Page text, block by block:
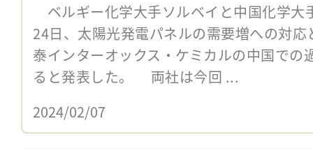
ベルギー化学大手ソルベイと中国化学大
24日、太陽光発電パネルの需要増への対
泰インターオックス・ケミカルの中国での
ると発表した。 両社は今回 ...
2024/02/07